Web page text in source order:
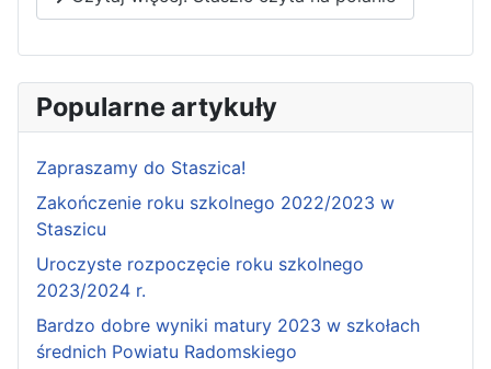
Popularne artykuły
Zapraszamy do Staszica!
Zakończenie roku szkolnego 2022/2023 w
Staszicu
Uroczyste rozpoczęcie roku szkolnego
2023/2024 r.
Bardzo dobre wyniki matury 2023 w szkołach
średnich Powiatu Radomskiego